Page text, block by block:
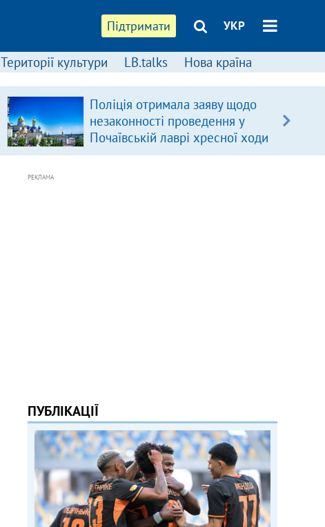
Підтримати УКР
Території культури LB.talks Нова країна
Поліція отримала заяву щодо
незаконності проведення у
Почаївській лаврі хресної ходи
РЕКЛАМА
ПУБЛІКАЦІЇ